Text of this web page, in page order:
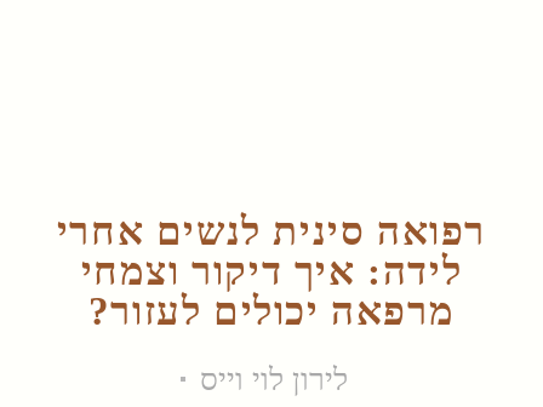
רפואה סינית לנשים אחרי
לידה: איך דיקור וצמחי
מרפאה יכולים לעזור?
לירון לוי וייס